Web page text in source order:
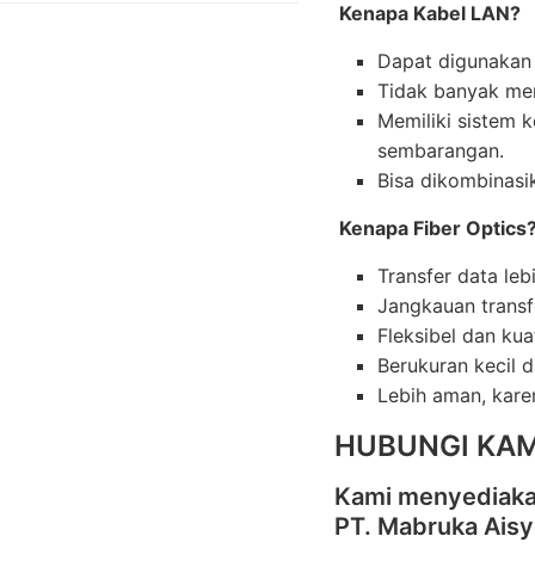
Kenapa Kabel LAN?
Dapat
Tidak banyak
Memiliki sistem
sembarangan.
Bisa
Kenapa Fiber
Transfer data
Jangkauan
Fleksibel dan
Berukuran kecil
Lebih aman,
HUBUNGI
Kami
PT. Mabruka